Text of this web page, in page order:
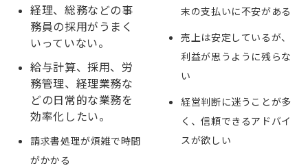
経理、総務などの事
務員の採用がうまく
いっていない。
給与計算、採用、労
務管理、経理業務な
どの日常的な業務を
効率化したい。
請求書処理が煩雑で時間
がかかる
末の支払いに不安がある
売上は安定しているが、
利益が思うように残らな
い
経営判断に迷うことが多
く、信頼できるアドバイ
スが欲しい